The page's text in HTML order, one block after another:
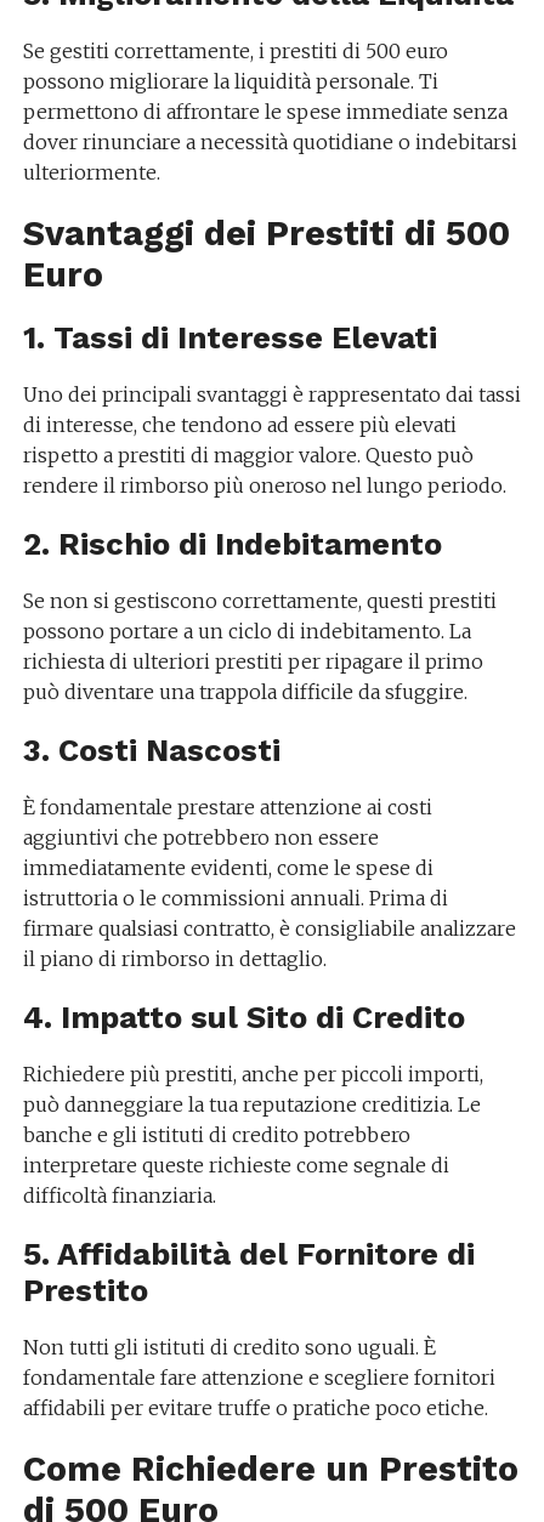
Se gestiti correttamente, i prestiti di 500 euro
possono migliorare la liquidità personale. Ti
permettono di affrontare le spese immediate senza
dover rinunciare a necessità quotidiane o indebitarsi
ulteriormente.
Svantaggi dei Prestiti di 500
Euro
1. Tassi di Interesse Elevati
Uno dei principali svantaggi è rappresentato dai tassi
di interesse, che tendono ad essere più elevati
rispetto a prestiti di maggior valore. Questo può
rendere il rimborso più oneroso nel lungo periodo.
2. Rischio di Indebitamento
Se non si gestiscono correttamente, questi prestiti
possono portare a un ciclo di indebitamento. La
richiesta di ulteriori prestiti per ripagare il primo
può diventare una trappola difficile da sfuggire.
3. Costi Nascosti
È fondamentale prestare attenzione ai costi
aggiuntivi che potrebbero non essere
immediatamente evidenti, come le spese di
istruttoria o le commissioni annuali. Prima di
firmare qualsiasi contratto, è consigliabile analizzare
il piano di rimborso in dettaglio.
4. Impatto sul Sito di Credito
Richiedere più prestiti, anche per piccoli importi,
può danneggiare la tua reputazione creditizia. Le
banche e gli istituti di credito potrebbero
interpretare queste richieste come segnale di
difficoltà finanziaria.
5. Affidabilità del Fornitore di
Prestito
Non tutti gli istituti di credito sono uguali. È
fondamentale fare attenzione e scegliere fornitori
affidabili per evitare truffe o pratiche poco etiche.
Come Richiedere un Prestito
di 500 Euro